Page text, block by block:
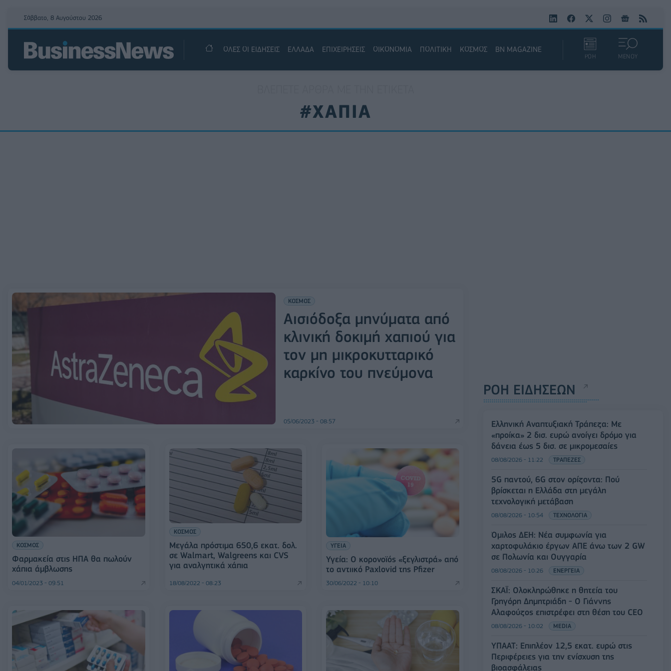
Σάββατο, 8 Αυγούστου 2026
ΟΛΕΣ ΟΙ ΕΙΔΗΣΕΙΣ ΕΛΛΑΔΑ ΕΠΙΧΕΙΡΗΣΕΙΣ ΟΙΚΟΝΟΜΙΑ ΠΟΛΙΤΙΚΗ ΚΟΣΜΟΣ BN MAGAZINE
ΡΟΗ ΜΕΝΟΥ
#ΧΑΠΙΑ
ΚΟΣΜΟΣ
Αισιόδοξα μηνύματα από
κλινική δοκιμή χαπιού για
τον μη μικροκυτταρικό
καρκίνο του πνεύμονα
05/06/2023 - 08:57
ΚΟΣΜΟΣ
Φαρμακεία στις ΗΠΑ θα πωλούν
χάπια άμβλωσης
04/01/2023 - 09:51
ΚΟΣΜΟΣ
Μεγάλα πρόστιμα 650,6 εκατ. δολ.
σε Walmart, Walgreens και CVS
για αναλγητικά χάπια
18/08/2022 - 08:23
ΥΓΕΙΑ
Υγεία: Ο κορονοϊός «ξεγλιστρά» από
το αντιικό Paxlovid της Pfizer
30/06/2022 - 10:10
ΡΟΗ ΕΙΔΗΣΕΩΝ
Ελληνική Αναπτυξιακή Τράπεζα: Με
«προίκα» 2 δισ. ευρώ ανοίγει δρόμο για
δάνεια έως 5 δισ. σε μικρομεσαίες
08/08/2026 - 11:22 ΤΡΑΠΕΖΕΣ
5G παντού, 6G στον ορίζοντα: Πού
βρίσκεται η Ελλάδα στη μεγάλη
τεχνολογική μετάβαση
08/08/2026 - 10:54 ΤΕΧΝΟΛΟΓΙΑ
Όμιλος ΔΕΗ: Νέα συμφωνία για
χαρτοφυλάκιο έργων ΑΠΕ άνω των 2 GW
σε Πολωνία και Ουγγαρία
08/08/2026 - 10:26 ΕΝΕΡΓΕΙΑ
ΣΚΑΪ: Ολοκληρώθηκε η θητεία του
Γρηγόρη Δημητριάδη - Ο Γιάννης
Αλαφούζος επιστρέφει στη θέση του CEO
08/08/2026 - 10:02 MEDIA
ΥΠΑΑΤ: Επιπλέον 12,5 εκατ. ευρώ στις
Περιφέρειες για την ενίσχυση της
βιοασφάλειας